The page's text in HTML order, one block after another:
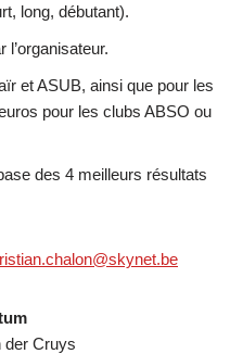
long, débutant).
l’organisateur.
et ASUB, ainsi que pour les
pour les clubs ABSO ou
des 4 meilleurs résultats
der Cruys